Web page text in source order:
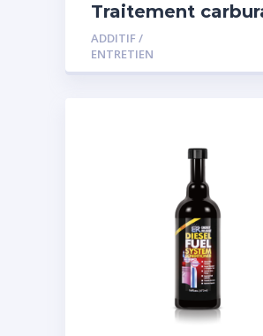
Traitement
diesel et essence
ADDITIF /
ENTRETIEN